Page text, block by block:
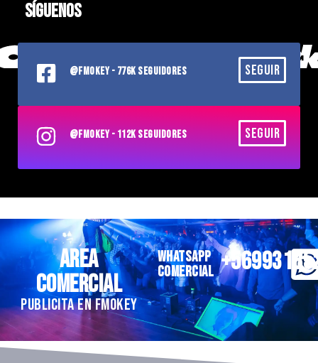
Síguenos
SEGUIR
@FMOKEY - 776K SEGUIDORES
SEGUIR
@FMOKEY - 112K SEGUIDORES
AREA
COMERCIAL
PUBLICITA EN FMOKEY
WHATSAPP
COMERCIAL